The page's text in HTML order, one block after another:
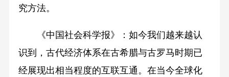
究方法。
《中国社会科学报》：如今我们越来越认
识到，古代经济体系在古希腊与古罗马时期已
经展现出相当程度的互联互通。在当今全球化